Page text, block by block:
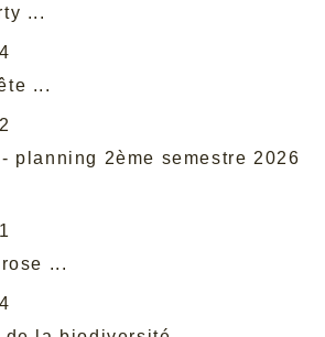
...
...
planning 2ème semestre 2026
...